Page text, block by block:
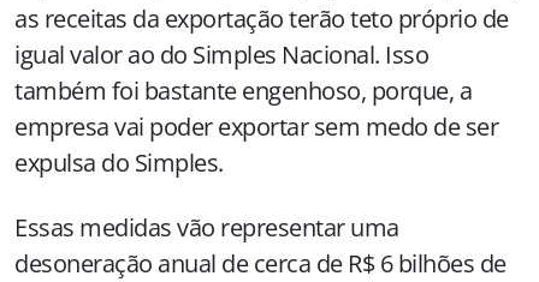
as receitas da exportação terão teto próprio de
igual valor ao do Simples Nacional. Isso
também foi bastante engenhoso, porque, a
empresa vai poder exportar sem medo de ser
expulsa do Simples.
Essas medidas vão representar uma
desoneração anual de cerca de R$ 6 bilhões de